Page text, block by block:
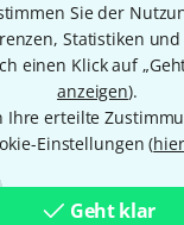
Sie der
Statistiken
einen Klick auf
anzeigen).
Ihre erteilte
Einstellungen (hier
Geht klar
und sicher per
Pay,Klarna
oder Kreditkarte.
Garantie
Back-Garantie